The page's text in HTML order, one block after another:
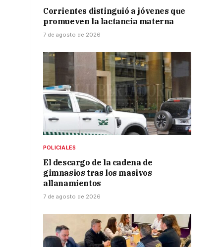
Corrientes distinguió a jóvenes que
promueven la lactancia materna
7 de agosto de 2026
POLICIALES
El descargo de la cadena de
gimnasios tras los masivos
allanamientos
7 de agosto de 2026